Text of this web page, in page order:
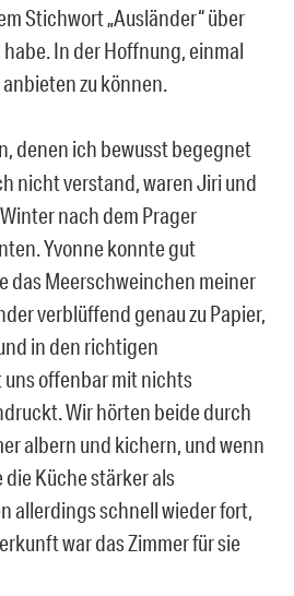
Stichwort „Ausländer“ über
In der Hoffnung, einmal
zu können.
denen ich bewusst begegnet
nicht verstand, waren Jiri und
nach dem Prager
Yvonne konnte gut
das Meerschweinchen meiner
verblüffend genau zu Papier,
in den richtigen
offenbar mit nichts
Wir hörten beide durch
albern und kichern, und wenn
Küche stärker als
allerdings schnell wieder fort,
war das Zimmer für sie